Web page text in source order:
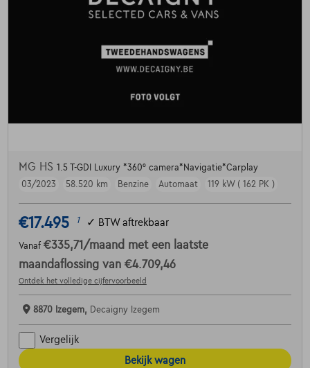
MG HS 1.5 T-GDI Luxury *360° camera*Navigatie*Carplay
03/2023
58.520 km Benzine Automaat 119 kW ( 162 PK )
€17.495 1 ✓ BTW aftrekbaar
Vanaf €335,71 /maand met een laatste
maandaflossing van €4.709,46
Ontdek het volledige cijfervoorbeeld
8870 Izegem, Decaigny Izegem
Vergelijk
Bekijk wagen